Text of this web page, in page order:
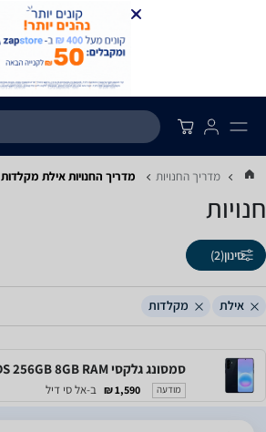
מדריך החנויות מדריך החנויות ‏אילת ‏מקלדות
חנויות
סינון(2)
אילת מקלדות
מודעה 1,590 ₪ ב-אל סי דיל